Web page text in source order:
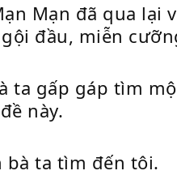
Mạn đã qua
đầu, miễn
ta gấp gáp tìm
này.
bà ta tìm đến tôi.